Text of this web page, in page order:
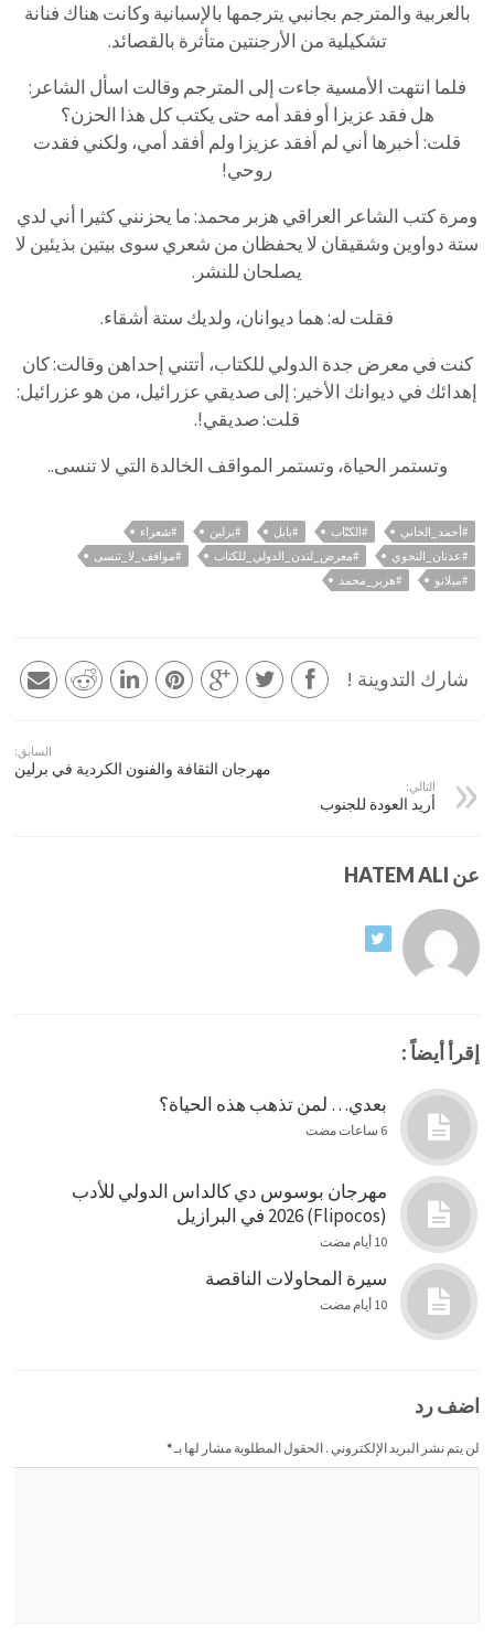
بالعربية والمترجم بجانبي يترجمها بالإسبانية وكانت هناك فنانة
تشكيلية من الأرجنتين متأثرة بالقصائد.
فلما انتهت الأمسية جاءت إلى المترجم وقالت اسأل الشاعر:
هل فقد عزيزا أو فقد أمه حتى يكتب كل هذا الحزن؟
قلت: أخبرها أني لم أفقد عزيزا ولم أفقد أمي، ولكني فقدت
روحي!
ومرة كتب الشاعر العراقي هزبر محمد: ما يحزنني كثيرا أني لدي
ستة دواوين وشقيقان لا يحفظان من شعري سوى بيتين بذيئين لا
يصلحان للنشر.
فقلت له: هما ديوانان، ولديك ستة أشقاء.
كنت في معرض جدة الدولي للكتاب، أتتني إحداهن وقالت: كان
إهدائك في ديوانك الأخير: إلى صديقي عزرائيل، من هو عزرائيل:
قلت: صديقي!.
وتستمر الحياة، وتستمر المواقف الخالدة التي لا تنسى..
#أحمد_الخاني #الكتّاب #بابل #برلين
#شعراء
#عدنان_النحوي
#معرض_لندن_الدولي_للكتاب
#مواقف_لا_تنسى
#ميلانو
#هزبر_محمد
شارك التدوينة !
السابق:
مهرجان الثقافة والفنون الكردية في برلين
التالي:
أريد العودة للجنوب
عن HATEM ALI
إقرأ أيضاً :
بعدي… لمن تذهب هذه الحياة؟
6 ساعات مضت
مهرجان بوسوس دي كالداس الدولي للأدب
(Flipocos) 2026 في البرازيل
10 أيام مضت
سيرة المحاولات الناقصة
10 أيام مضت
اضف رد
لن يتم نشر البريد الإلكتروني . الحقول المطلوبة مشار لها بـ*